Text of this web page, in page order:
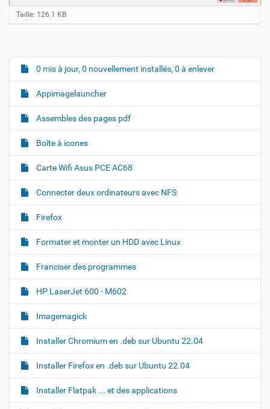
C
l
u
r
m
e
s
l
e
i
Taille: 126.1 KB
N
a
v
g
a
t
i
o
n
0 mis à jour, 0 nouvellement installés, 0 à enlever
Appimagelauncher
Assembles des pages pdf
Boîte à icones
Carte Wifi Asus PCE AC68
Connecter deux ordinateurs avec NFS
Firefox
Formater et monter un HDD avec Linux
Franciser des programmes
HP LaserJet 600 - M602
Imagemagick
Installer Chromium en .deb sur Ubuntu 22.04
Installer Firefox en .deb sur Ubuntu 22.04
Installer Flatpak ... et des applications